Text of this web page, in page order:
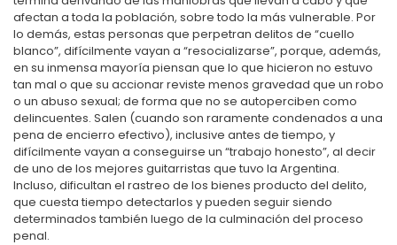
afectan a toda la población, sobre todo la más vulnerable. Por
lo demás, estas personas que perpetran delitos de “cuello
blanco”, difícilmente vayan a “resocializarse”, porque, además,
en su inmensa mayoría piensan que lo que hicieron no estuvo
tan mal o que su accionar reviste menos gravedad que un robo
o un abuso sexual; de forma que no se autoperciben como
delincuentes. Salen (cuando son raramente condenados a una
pena de encierro efectivo), inclusive antes de tiempo, y
difícilmente vayan a conseguirse un “trabajo honesto”, al decir
de uno de los mejores guitarristas que tuvo la Argentina.
Incluso, dificultan el rastreo de los bienes producto del delito,
que cuesta tiempo detectarlos y pueden seguir siendo
determinados también luego de la culminación del proceso
penal.